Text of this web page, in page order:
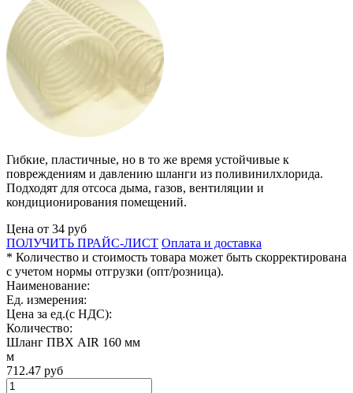
Гибкие, пластичные, но в то же время устойчивые к
повреждениям и давлению шланги из поливинилхлорида.
Подходят для отсоса дыма, газов, вентиляции и
кондиционирования помещений.
Цена от 34 руб
ПОЛУЧИТЬ ПРАЙС-ЛИСТ Оплата и доставка
* Количество и стоимость товара может быть скорректирована
с учетом нормы отгрузки (опт/розница).
Наименование:
Ед. измерения:
Цена за ед.(с НДС):
Количество:
Шланг ПВХ AIR 160 мм
м
712.47 руб